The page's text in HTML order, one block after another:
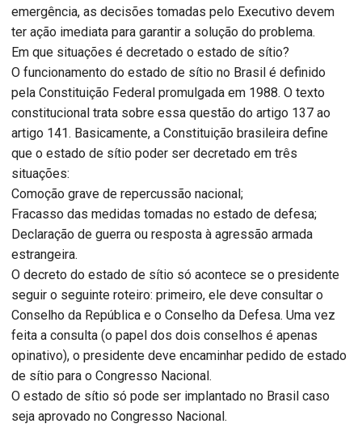
emergência, as decisões tomadas pelo Executivo devem
ter ação imediata para garantir a solução do problema.
Em que situações é decretado o estado de sítio?
O funcionamento do estado de sítio no Brasil é definido
pela Constituição Federal promulgada em 1988. O texto
constitucional trata sobre essa questão do artigo 137 ao
artigo 141. Basicamente, a Constituição brasileira define
que o estado de sítio poder ser decretado em três
situações:
Comoção grave de repercussão nacional;
Fracasso das medidas tomadas no estado de defesa;
Declaração de guerra ou resposta à agressão armada
estrangeira.
O decreto do estado de sítio só acontece se o presidente
seguir o seguinte roteiro: primeiro, ele deve consultar o
Conselho da República e o Conselho da Defesa. Uma vez
feita a consulta (o papel dos dois conselhos é apenas
opinativo), o presidente deve encaminhar pedido de estado
de sítio para o Congresso Nacional.
O estado de sítio só pode ser implantado no Brasil caso
seja aprovado no Congresso Nacional.